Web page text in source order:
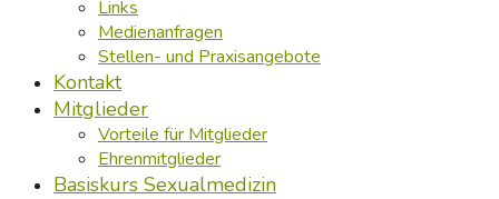
Links
Medienanfragen
Stellen- und Praxisangebote
Kontakt
Mitglieder
Vorteile für Mitglieder
Ehrenmitglieder
Basiskurs Sexualmedizin